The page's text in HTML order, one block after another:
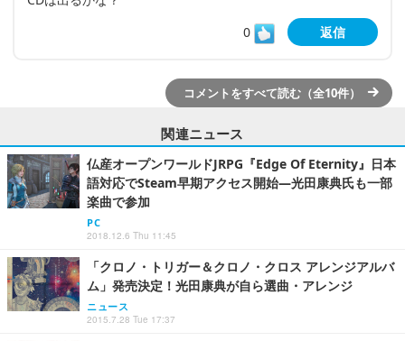
0
返信
コメントをすべて読む（全10件）
関連ニュース
仏産オープンワールドJRPG『Edge Of Eternity』日本
語対応でSteam早期アクセス開始―光田康典氏も一部
楽曲で参加
PC
2018.12.6 Thu 11:45
「クロノ・トリガー＆クロノ・クロス アレンジアルバ
ム」発売決定！光田康典が自ら選曲・アレンジ
ニュース
2015.7.28 Tue 17:37